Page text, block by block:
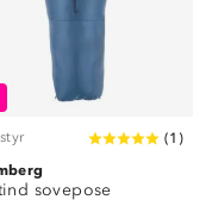
(1 )
sovepose